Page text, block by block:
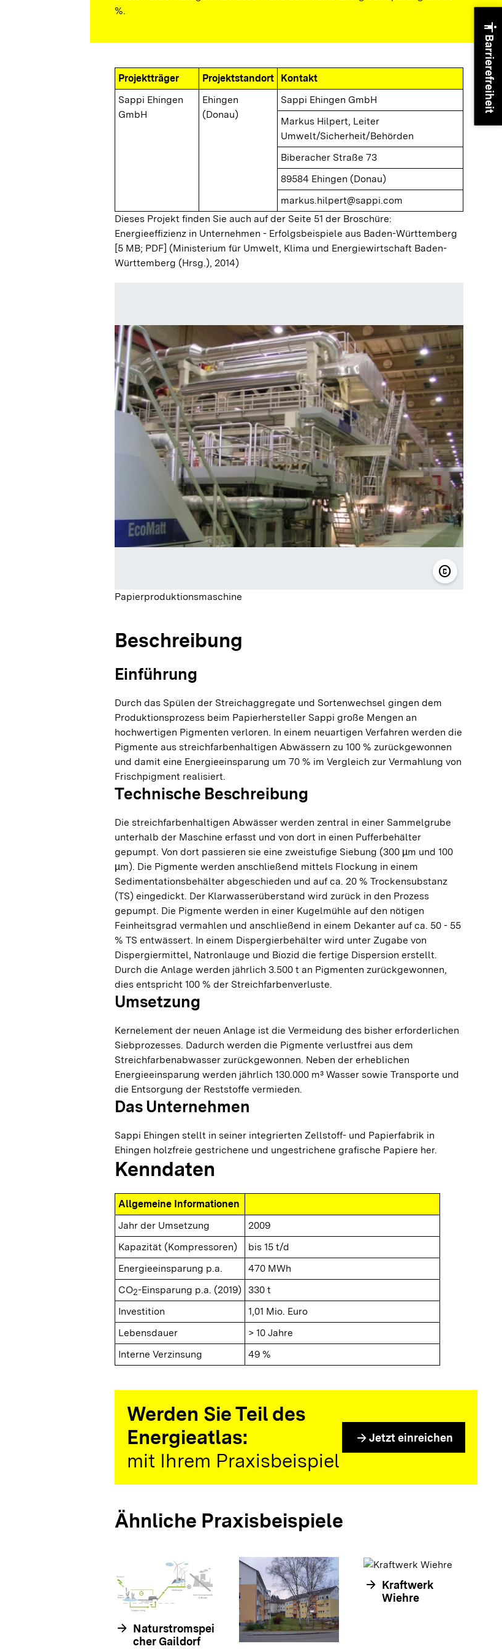
%.
Projektträger Projektstandort
Kontakt
Sappi Ehingen
GmbH
Ehingen
(Donau)
Sappi Ehingen GmbH
Markus Hilpert, Leiter
Umwelt/Sicherheit/Behörden
Biberacher Straße 73
89584 Ehingen (Donau)
markus.hilpert@sappi.com
Dieses Projekt finden Sie auch auf der Seite 51 der Broschüre:
Energieeffizienz in Unternehmen - Erfolgsbeispiele aus Baden-Württemberg
[5 MB; PDF] (Ministerium für Umwelt, Klima und Energiewirtschaft Baden-
Württemberg (Hrsg.), 2014)
copyright© Sappi
Papierproduktionsmaschine
Beschreibung
Einführung
Durch das Spülen der Streichaggregate und Sortenwechsel gingen dem
Produktionsprozess beim Papierhersteller Sappi große Mengen an
hochwertigen Pigmenten verloren. In einem neuartigen Verfahren werden die
Pigmente aus streichfarbenhaltigen Abwässern zu 100 % zurückgewonnen
und damit eine Energieeinsparung um 70 % im Vergleich zur Vermahlung von
Frischpigment realisiert.
Technische Beschreibung
Die streichfarbenhaltigen Abwässer werden zentral in einer Sammelgrube
unterhalb der Maschine erfasst und von dort in einen Pufferbehälter
gepumpt. Von dort passieren sie eine zweistufige Siebung (300 µm und 100
µm). Die Pigmente werden anschließend mittels Flockung in einem
Sedimentationsbehälter abgeschieden und auf ca. 20 % Trockensubstanz
(TS) eingedickt. Der Klarwasserüberstand wird zurück in den Prozess
gepumpt. Die Pigmente werden in einer Kugelmühle auf den nötigen
Feinheitsgrad vermahlen und anschließend in einem Dekanter auf ca. 50 - 55
% TS entwässert. In einem Dispergierbehälter wird unter Zugabe von
Dispergiermittel, Natronlauge und Biozid die fertige Dispersion erstellt.
Durch die Anlage werden jährlich 3.500 t an Pigmenten zurückgewonnen,
dies entspricht 100 % der Streichfarbenverluste.
Umsetzung
Kernelement der neuen Anlage ist die Vermeidung des bisher erforderlichen
Siebprozesses. Dadurch werden die Pigmente verlustfrei aus dem
Streichfarbenabwasser zurückgewonnen. Neben der erheblichen
Energieeinsparung werden jährlich 130.000 m³ Wasser sowie Transporte und
die Entsorgung der Reststoffe vermieden.
Das Unternehmen
Sappi Ehingen stellt in seiner integrierten Zellstoff- und Papierfabrik in
Ehingen holzfreie gestrichene und ungestrichene grafische Papiere her.
Kenndaten
Allgemeine Informationen
Jahr der Umsetzung
2009
Kapazität (Kompressoren)
bis 15 t/d
Energieeinsparung p.a.
470 MWh
CO2-Einsparung p.a. (2019)
330 t
Investition
1,01 Mio. Euro
Lebensdauer
> 10 Jahre
Interne Verzinsung
49 %
Werden Sie Teil des
Energieatlas:
mit Ihrem Praxisbeispiel
arrow_forward Jetzt einreichen
Ähnliche Praxisbeispiele
arrow_forward Naturstromspei
cher Gaildorf
arrow_forward Kraftwerk
Wiehre
accessibility
Barrierefreiheit